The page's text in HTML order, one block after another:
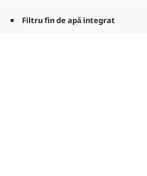
Filtru fin de apă integrat